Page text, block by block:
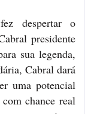
despertar o
presidente
sua legenda,
Cabral dará
uma potencial
chance real